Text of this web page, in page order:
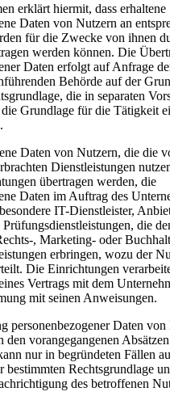
erklärt hiermit, dass erhaltene
Daten von Nutzern an
für die Zwecke von ihnen
werden können. Die
Daten erfolgt auf Anfrage
Behörde auf der
die in separaten
Grundlage für die Tätigkeit
Daten von Nutzern, die die
Dienstleistungen
übertragen werden, die
Daten im Auftrag des
IT-Dienstleister,
die
, Marketing- oder
erbringen, wozu der
Die Einrichtungen
Vertrags mit dem
mit seinen Anweisungen.
personenbezogener Daten von
den vorangegangenen
nur in begründeten Fällen
bestimmten Rechtsgrundlage
des betroffenen